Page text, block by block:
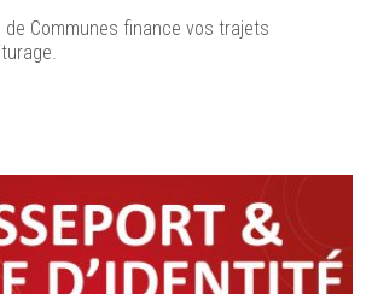
de Communes finance vos trajets